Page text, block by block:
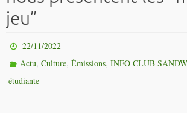
jeu”
22/11/2022
Actu,Culture,Émissions,INFO CLUB
étudiante